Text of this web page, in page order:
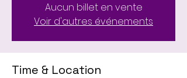
Aucun billet en vente
Voir d'autres événements
Time & Location